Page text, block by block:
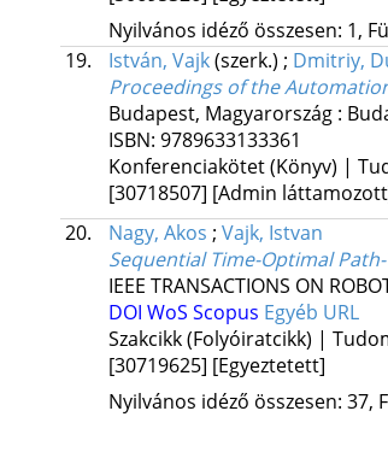
Nyilvános idéző összesen: 1,
19.
István, Vajk(szerk.) ; Dmitriy,
Proceedings of the
Budapest, Magyarország :
ISBN: 9789633133361
Konferenciakötet (Könyv) |
[30718507] [Admin
20.
Nagy, Akos ; Vajk, Istvan
Sequential Time-Optimal
IEEE TRANSACTIONS ON
DOI WoS Scopus Egyéb URL
Szakcikk (Folyóiratcikk) |
[30719625] [Egyeztetett]
Nyilvános idéző összesen: 37,